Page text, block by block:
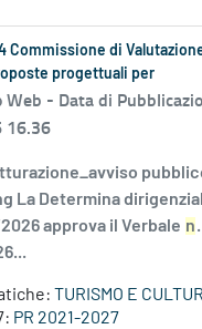
Commissione di
progettuali per
Web - Data di
16.36
La Determina
approva il Verbale n
TURISMO E
PR 2021-2027